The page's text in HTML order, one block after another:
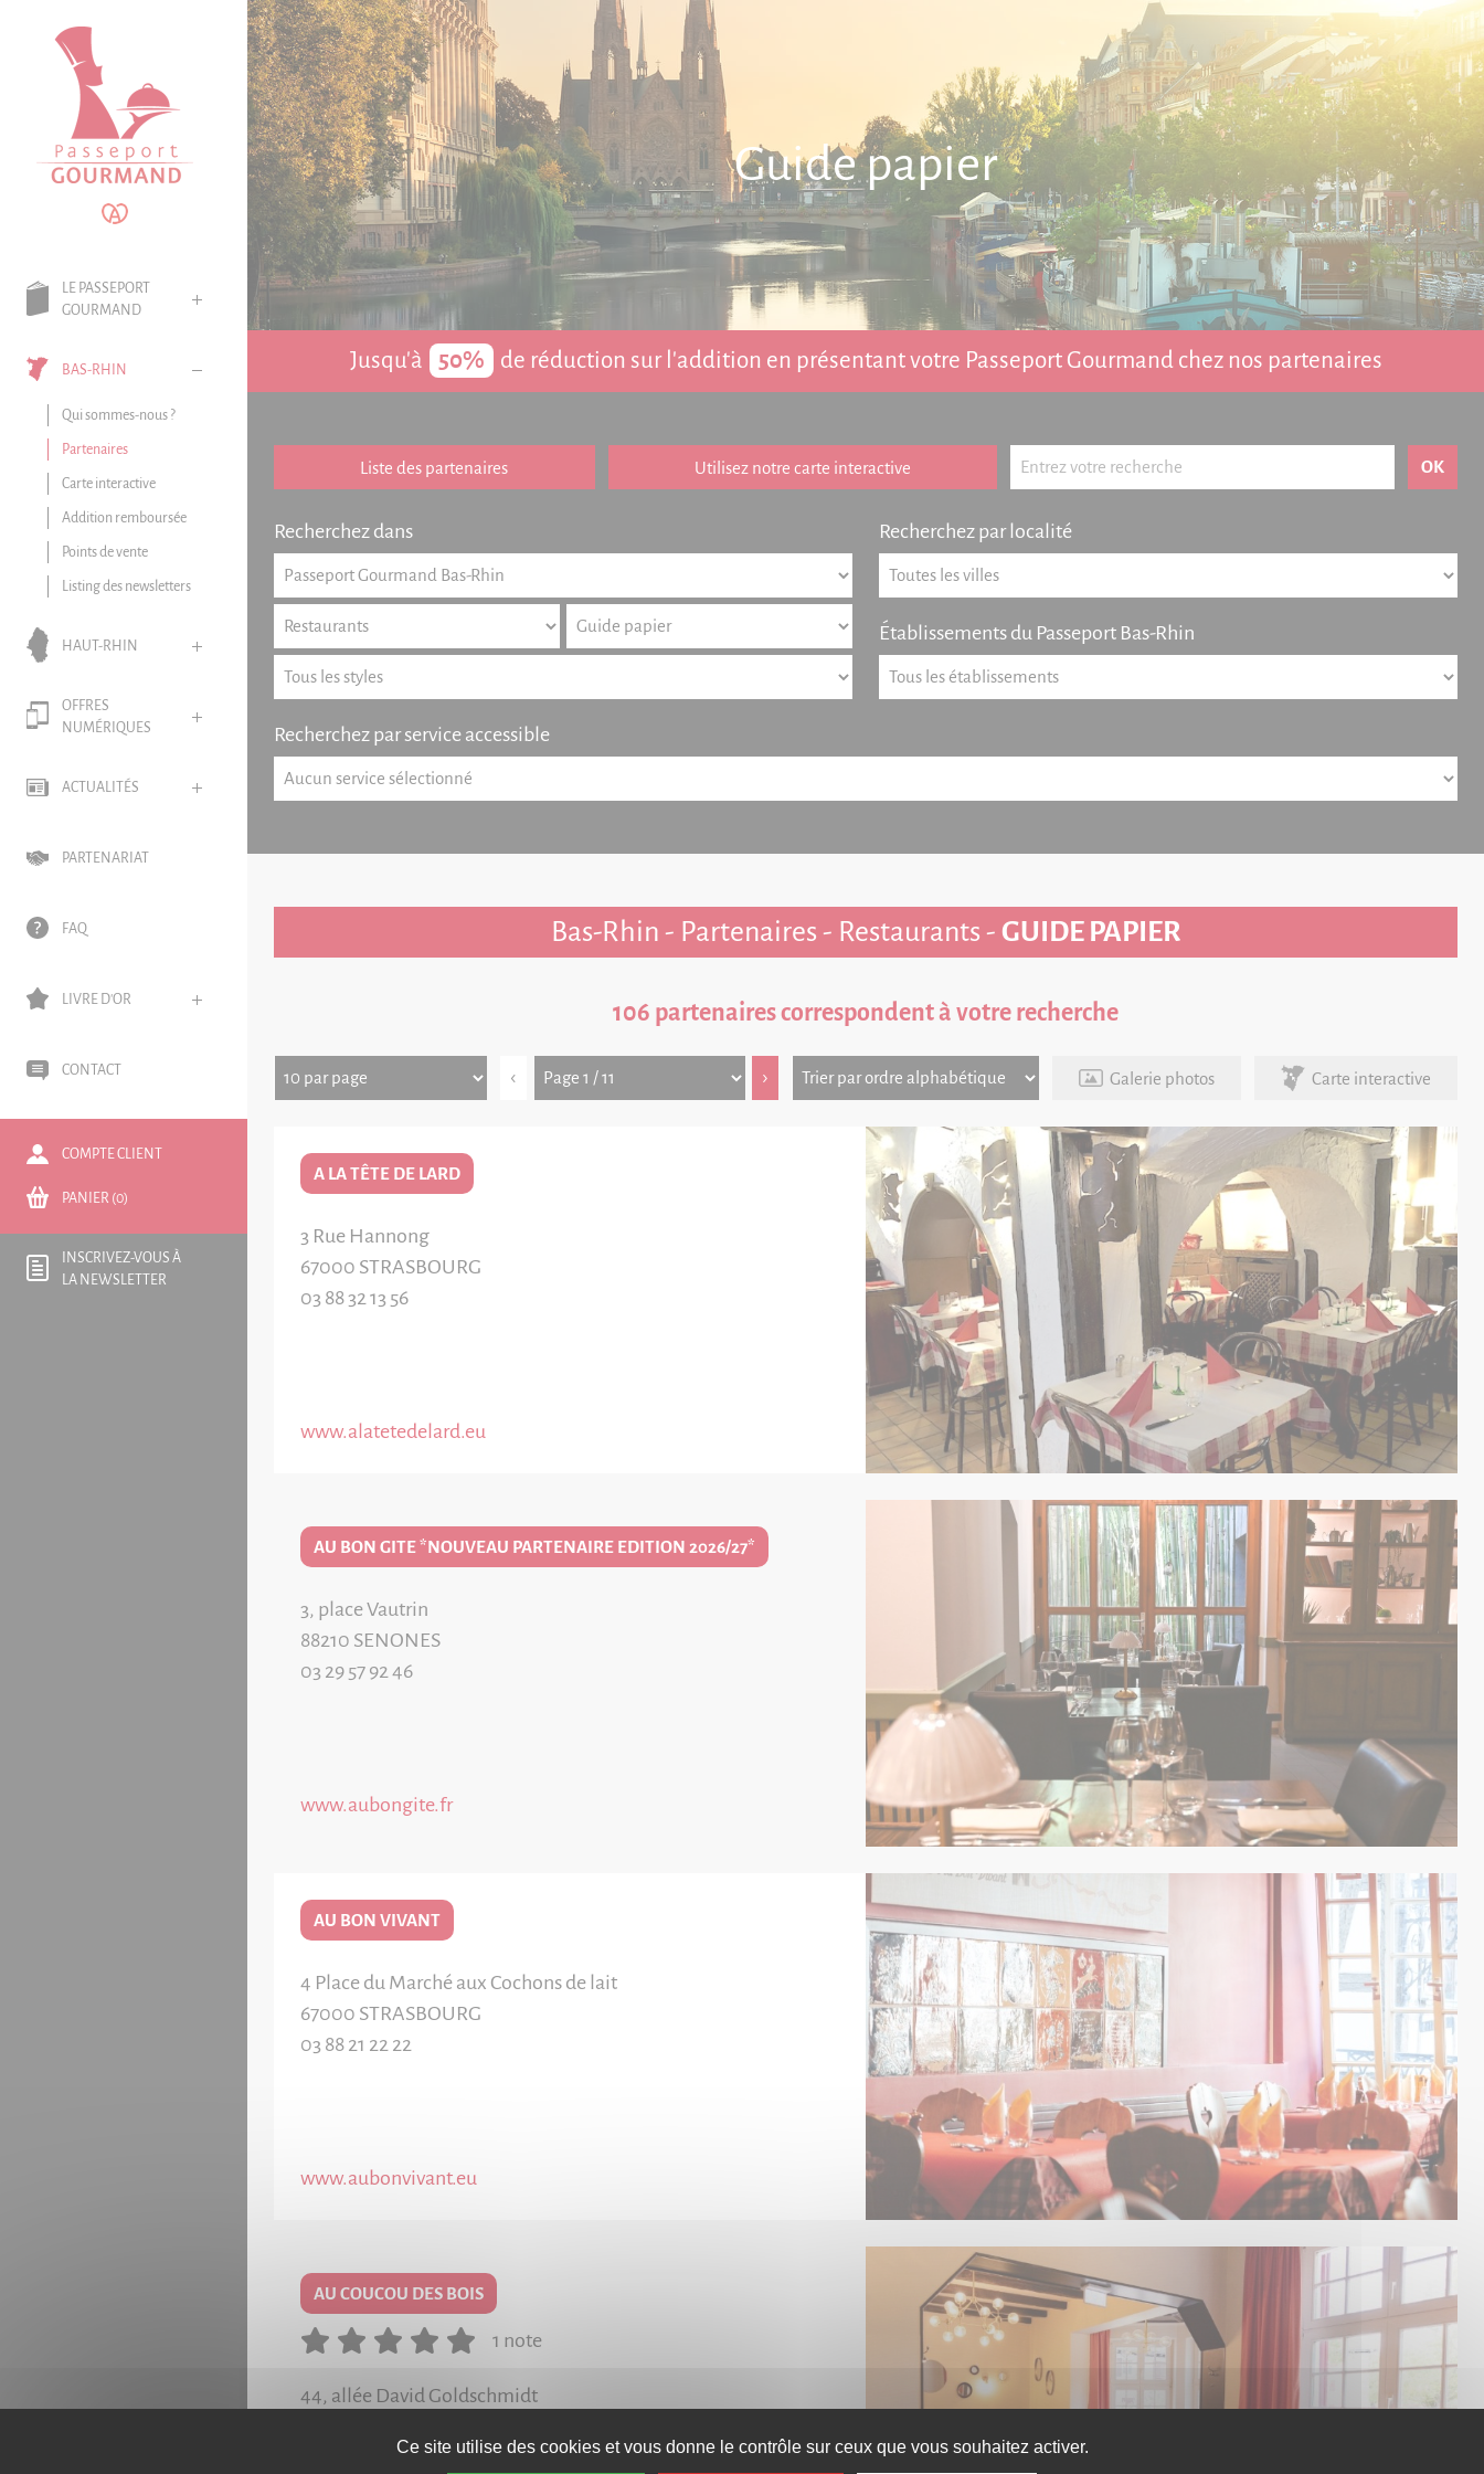
LE PASSEPORT
GOURMAND
BAS-RHIN
Qui sommes-nous ?
Partenaires
Carte interactive
Addition remboursée
Points de vente
Listing des newsletters
HAUT-RHIN
OFFRES
NUMÉRIQUES
ACTUALITÉS
PARTENARIAT
FAQ
LIVRE D'OR
CONTACT
COMPTE CLIENT
PANIER (0)
INSCRIVEZ-VOUS À
LA NEWSLETTER
Guide papier
Jusqu'à 50% de réduction sur l'addition en présentant votre Passeport Gourmand chez nos partenaires
Liste des partenaires Utilisez notre carte interactive
Recherchez dans Recherchez par localité
Établissements du Passeport Bas-Rhin
Recherchez par service accessible
Bas-Rhin - Partenaires - Restaurants - GUIDE PAPIER
106 partenaires correspondent à votre recherche
‹ › Galerie photos Carte interactive
A LA TÊTE DE LARD
3 Rue Hannong
67000 STRASBOURG
03 88 32 13 56
www.alatetedelard.eu
AU BON GITE *NOUVEAU PARTENAIRE EDITION 2026/27*
3, place Vautrin
88210 SENONES
03 29 57 92 46
www.aubongite.fr
AU BON VIVANT
4 Place du Marché aux Cochons de lait
67000 STRASBOURG
03 88 21 22 22
www.aubonvivant.eu
AU COUCOU DES BOIS
1 note
44, allée David Goldschmidt
03 88 39 76 19
Panneau de gestion des cookies
Ce site utilise des cookies et vous donne le contrôle sur ceux que vous souhaitez activer.